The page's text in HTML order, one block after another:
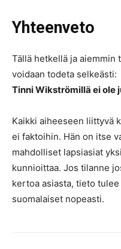
Yhteenveto
Tällä hetkellä ja
voidaan todeta selkeästi:
Tinni Wikströmillä ei ole
Kaikki aiheeseen liittyvä
ei faktoihin. Hän on itse
mahdolliset lapsiasiat
kunnioittaa. Jos tilanne
kertoa asiasta, tieto
suomalaiset nopeasti.